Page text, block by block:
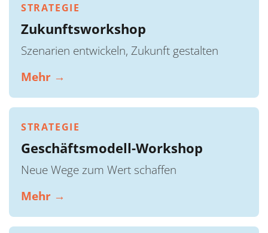
STRATEGIE
Zukunftsworkshop
Szenarien entwickeln, Zukunft gestalten
Mehr →
STRATEGIE
Geschäftsmodell-Workshop
Neue Wege zum Wert schaffen
Mehr →